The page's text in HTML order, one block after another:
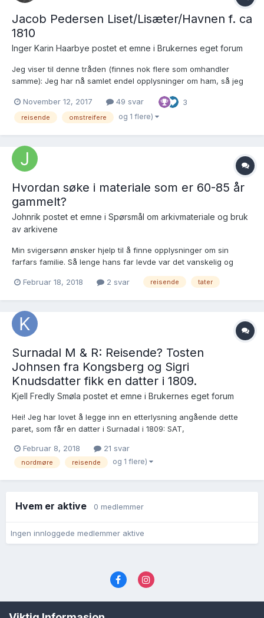
Jacob Pedersen Liset/Lisæter/Havnen f. ca
1810
Inger Karin Haarbye postet et emne i Brukernes eget forum
Jeg viser til denne tråden (finnes nok flere som omhandler
samme): Jeg har nå samlet endel opplysninger om ham, så jeg
Amalia Danielsdatter 1832, no 19 her: Sogn og Fjordane fylke,
Dale, Holme...
November 12, 2017 49 svar 3
reisende omstreifere og 1 flere)
Hvordan søke i materiale som er 60-85 år
gammelt?
Johnrik postet et emne i Spørsmål om arkivmateriale og bruk
av arkivene
Min svigersønn ønsker hjelp til å finne opplysninger om sin
farfars familie. Så lenge hans far levde var det vanskelig og
skambelagt å komme inn på dette emnet. Hans far døde i år og
han søker etter opplysninger om sin farfar som ble knivdrept i et
Februar 18, 2018 2 svar reisende tater
Surnadal M & R: Reisende? Tosten
Johnsen fra Kongsberg og Sigri
Knudsdatter fikk en datter i 1809.
Kjell Fredly Smøla postet et emne i Brukernes eget forum
Hei! Jeg har lovet å legge inn en etterlysning angående dette
paret, som får en datter i Surnadal i 1809: SAT,
Romsdal, 595/L1040: Ministerialbok nr. 595A02, 1797-1819, s. 81
Brukslenke for sidevisning: https://media.d...
Februar 8, 2018 21 svar
nordmøre reisende og 1 flere)
Hvem er aktive 0 medlemmer
Ingen innloggede medlemmer aktive